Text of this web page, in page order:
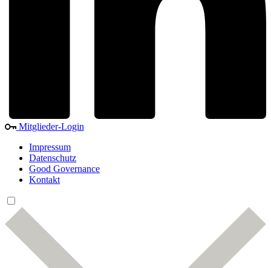
Mitglieder-Login
Impressum
Datenschutz
Good Governance
Kontakt